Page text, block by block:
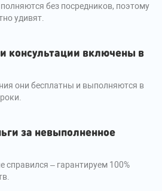
без посредников, поэтому
удивят.
консультации включены в
они бесплатны и выполняются в
за невыполненное
справился – гарантируем 100%